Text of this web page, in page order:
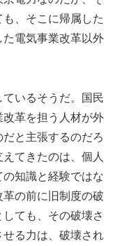
、そこに帰属した
電気事業改革以外
いるそうだ。国民
革を担う人材が外
と主張するのだろ
てきたのは、個人
知識と経験ではな
の前に旧制度の破
ても、その破壊さ
る力は、破壊され